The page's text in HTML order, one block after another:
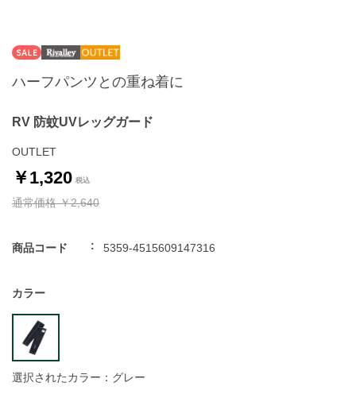
RV 防蚊UVレッグガード
ハーフパンツとの重ね着に
OUTLET
￥1,320
通常価格￥2,640
商品コード 5359-4515609147316
カラー
選択されたカラー：グレー